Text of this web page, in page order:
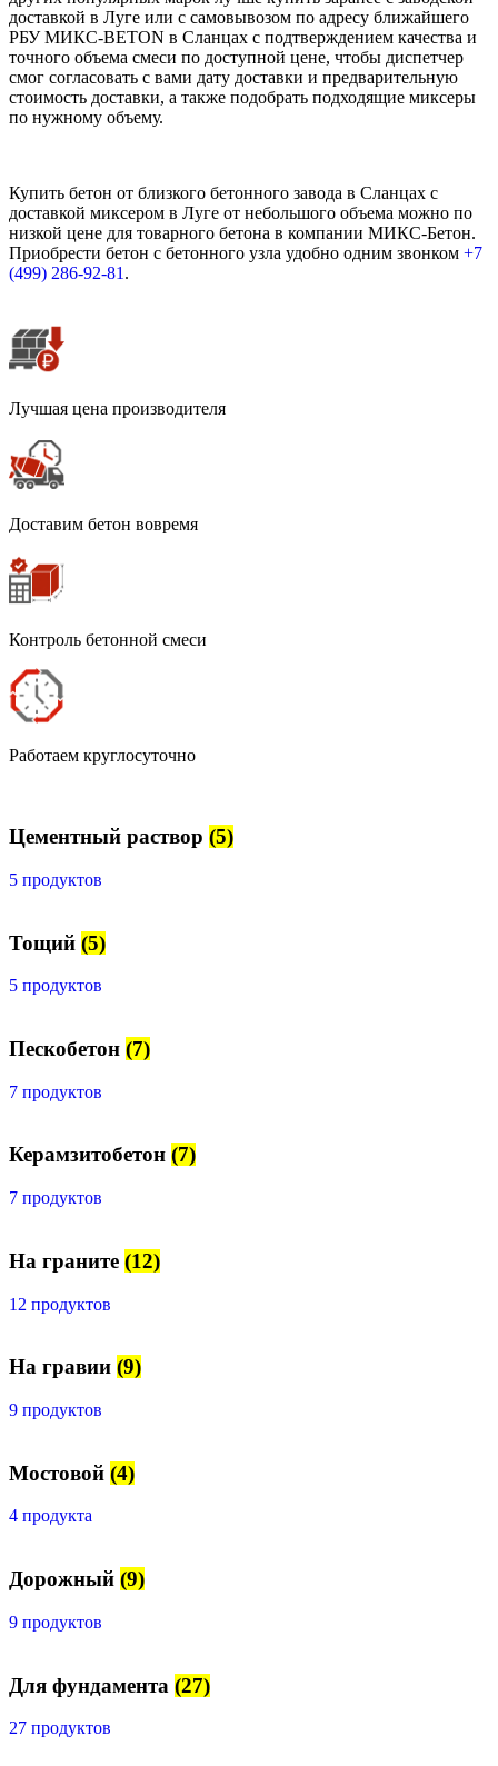
доставкой в Луге или с самовывозом по адресу ближайшего
РБУ МИКС-BETON в Сланцах с подтверждением качества и
точного объема смеси по доступной цене, чтобы диспетчер
смог согласовать с вами дату доставки и предварительную
стоимость доставки, а также подобрать подходящие миксеры
по нужному объему.
Купить бетон от близкого бетонного завода в Сланцах с
доставкой миксером в Луге от небольшого объема можно по
низкой цене для товарного бетона в компании МИКС-Бетон.
Приобрести бетон с бетонного узла удобно одним звонком +7
(499) 286-92-81 .
Лучшая цена производителя
Доставим бетон вовремя
Контроль бетонной смеси
Работаем круглосуточно
Цементный раствор (5)
5 продуктов
Тощий (5)
5 продуктов
Пескобетон (7)
7 продуктов
Керамзитобетон (7)
7 продуктов
На граните (12)
12 продуктов
На гравии (9)
9 продуктов
Мостовой (4)
4 продукта
Дорожный (9)
9 продуктов
Для фундамента (27)
27 продуктов